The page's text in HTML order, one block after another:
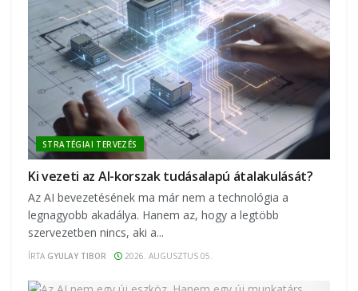
STRATÉGIAI TERVEZÉS
Ki vezeti az AI-korszak tudásalapú átalakulását?
Az AI bevezetésének ma már nem a technológia a
legnagyobb akadálya. Hanem az, hogy a legtöbb
szervezetben nincs, aki a...
ÍRTA GYULAY TIBOR 2026. AUGUSZTUS 05.